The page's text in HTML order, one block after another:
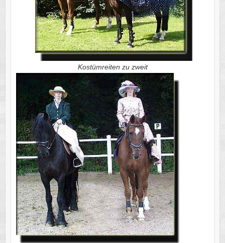
Kostümreiten zu zweit